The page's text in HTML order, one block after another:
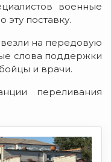
военные
поставку.
на передовую
слова поддержки
ойцы и врачи.
переливания